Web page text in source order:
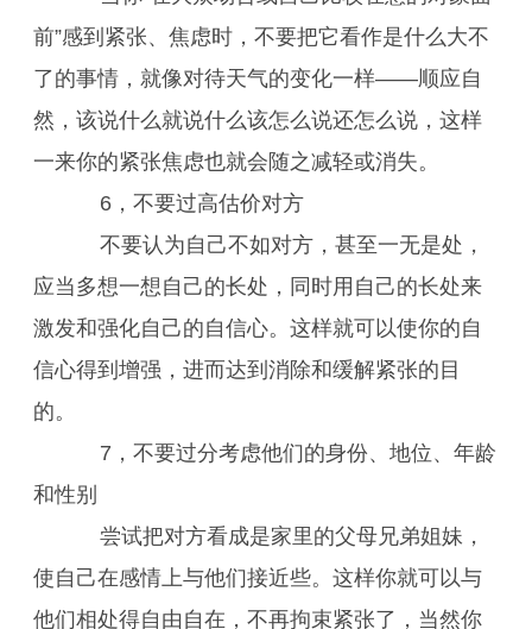
前”感到紧张、焦虑时，不要把它看作是什么大不
了的事情，就像对待天气的变化一样——顺应自
然，该说什么就说什么该怎么说还怎么说，这样
一来你的紧张焦虑也就会随之减轻或消失。
6，不要过高估价对方
不要认为自己不如对方，甚至一无是处，
应当多想一想自己的长处，同时用自己的长处来
激发和强化自己的自信心。这样就可以使你的自
信心得到增强，进而达到消除和缓解紧张的目
的。
7，不要过分考虑他们的身份、地位、年龄
和性别
尝试把对方看成是家里的父母兄弟姐妹，
使自己在感情上与他们接近些。这样你就可以与
他们相处得自由自在，不再拘束紧张了，当然你